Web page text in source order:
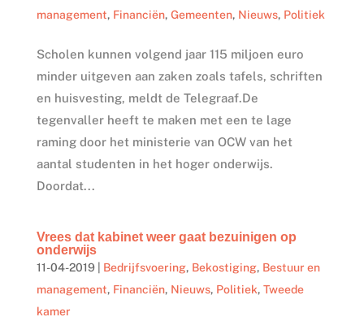
management, Financiën, Gemeenten, Nieuws, Politiek
Scholen kunnen volgend jaar 115 miljoen euro
minder uitgeven aan zaken zoals tafels, schriften
en huisvesting, meldt de Telegraaf.De
tegenvaller heeft te maken met een te lage
raming door het ministerie van OCW van het
aantal studenten in het hoger onderwijs.
Doordat...
Vrees dat kabinet weer gaat bezuinigen op
onderwijs
11-04-2019| Bedrijfsvoering, Bekostiging, Bestuur en
management, Financiën, Nieuws, Politiek, Tweede
kamer